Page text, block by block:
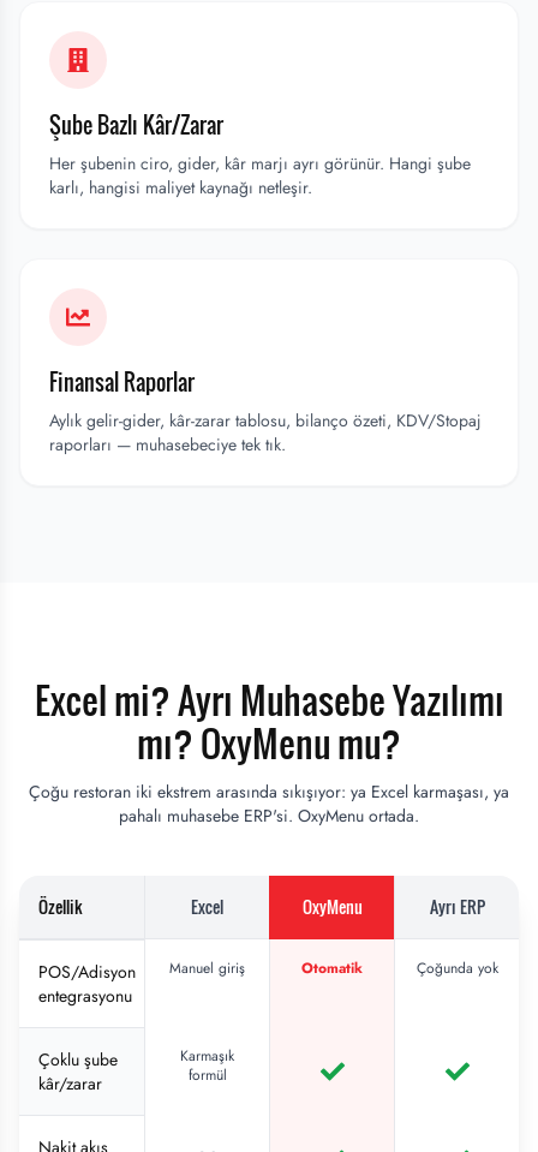
Şube Bazlı Kâr/Zarar
Her şubenin ciro, gider, kâr marjı ayrı görünür. Hangi şube
karlı, hangisi maliyet kaynağı netleşir.
Finansal Raporlar
Aylık gelir-gider, kâr-zarar tablosu, bilanço özeti, KDV/Stopaj
raporları — muhasebeciye tek tık.
Excel mi? Ayrı Muhasebe Yazılımı
mı? OxyMenu mu?
Çoğu restoran iki ekstrem arasında sıkışıyor: ya Excel karmaşası, ya
pahalı muhasebe ERP'si. OxyMenu ortada.
Özellik Excel OxyMenu Ayrı ERP
POS/Adisyon
entegrasyonu
Manuel giriş Otomatik Çoğunda yok
Çoklu şube
kâr/zarar
Karmaşık
formül
Nakit akış